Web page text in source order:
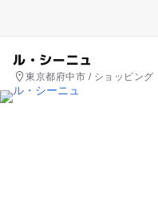
ル・シーニュ
東京都府中市 / ショッピング